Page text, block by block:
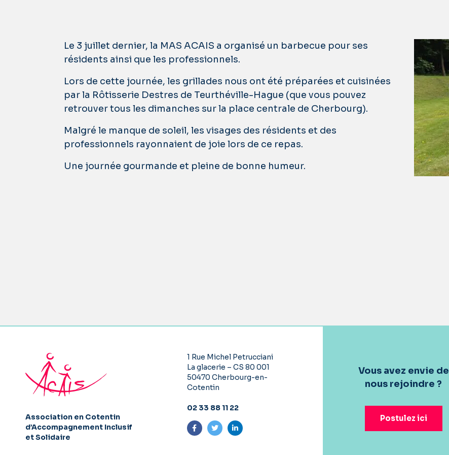
Le 3 juillet dernier, la MAS ACAIS a organisé un barbecue pour ses
résidents ainsi que les professionnels.
Lors de cette journée, les grillades nous ont été préparées et cuisinées
par la Rôtisserie Destres de Teurthéville-Hague (que vous pouvez
retrouver tous les dimanches sur la place centrale de Cherbourg).
Malgré le manque de soleil, les visages des résidents et des
professionnels rayonnaient de joie lors de ce repas.
Une journée gourmande et pleine de bonne humeur.
Association en Cotentin
d’Accompagnement Inclusif
et Solidaire
1 Rue Michel Petrucciani
La glacerie – CS 80 001
50470 Cherbourg-en-
Cotentin
02 33 88 11 22
Suivez-nous sur Facebook
Suivez-nous sur Twitter
Suivez-nous sur LinkedIn
Vous avez envie de
nous rejoindre ?
Postulez ici